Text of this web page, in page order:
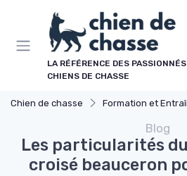
LA RÉFÉRENCE DES PASSIONNÉS
CHIENS DE CHASSE
Chien de chasse Formation et
Blog
Les particularités
croisé beauceron
Panneau de gestion des cookies